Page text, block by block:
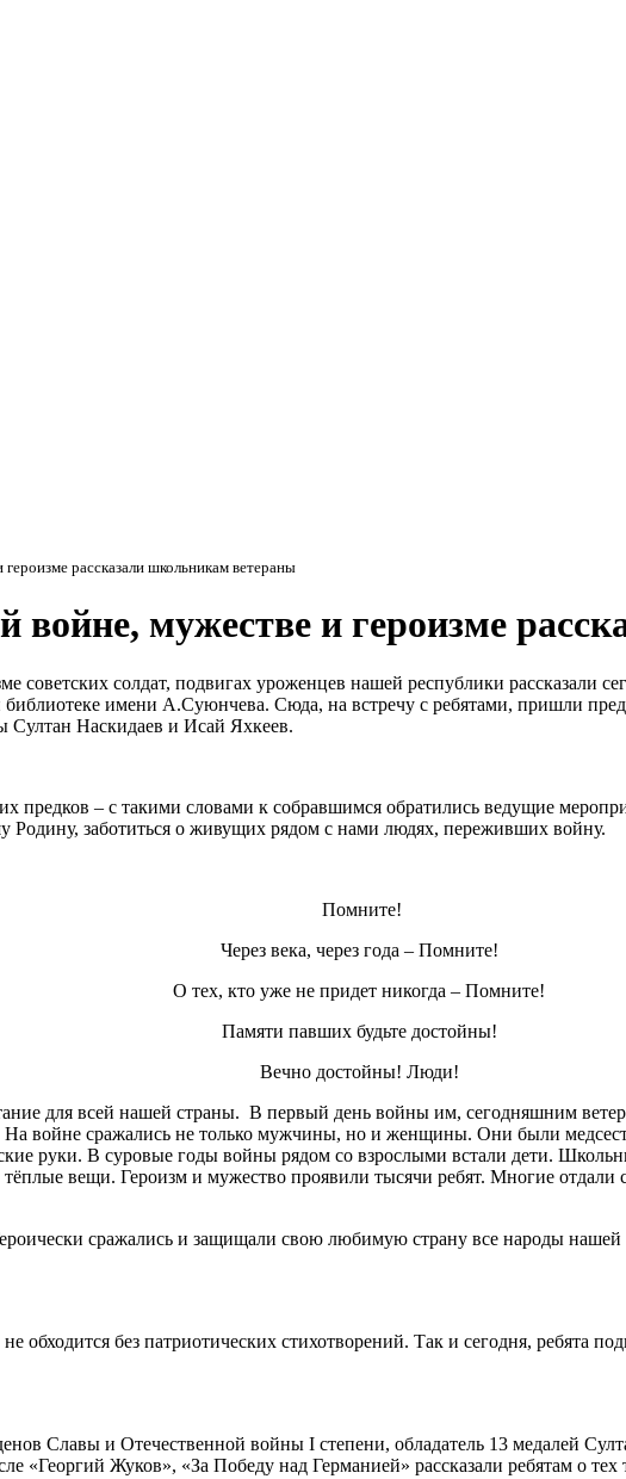
рассказали школьникам ветераны
войне, мужестве и героизме
советских солдат, подвигах уроженцев нашей республики
библиотеке имени А.Суюнчева. Сюда, на встречу с ребятами, пришли
Султан Наскидаев и Исай Яхкеев.
– с такими словами к собравшимся обратились ведущие
Родину, заботиться о живущих рядом с нами людях, переживших войну.
Помните!
Через века, через года – Помните!
О тех, кто уже не придет никогда – Помните!
Памяти павших будьте достойны!
Вечно достойны! Люди!
для всей нашей страны. В первый день войны им, сегодняшним
войне сражались не только мужчины, но и женщины. Они были
руки. В суровые годы войны рядом со взрослыми встали дети.
вещи. Героизм и мужество проявили тысячи ребят. Многие
сражались и защищали свою любимую страну все народы
без патриотических стихотворений. Так и сегодня, ребята
Славы и Отечественной войны I степени, обладатель 13 медалей
«Георгий Жуков», «За Победу над Германией» рассказали ребятам о